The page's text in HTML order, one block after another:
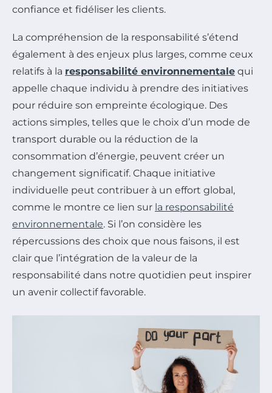
confiance et fidéliser les clients.
La compréhension de la responsabilité s’étend
également à des enjeux plus larges, comme ceux
relatifs à la responsabilité environnementale qui
appelle chaque individu à prendre des initiatives
pour réduire son empreinte écologique. Des
actions simples, telles que le choix d’un mode de
transport durable ou la réduction de la
consommation d’énergie, peuvent créer un
changement significatif. Chaque initiative
individuelle peut contribuer à un effort global,
comme le montre ce lien sur la responsabilité
environnementale. Si l’on considère les
répercussions des choix que nous faisons, il est
clair que l’intégration de la valeur de la
responsabilité dans notre quotidien peut inspirer
un avenir collectif favorable.